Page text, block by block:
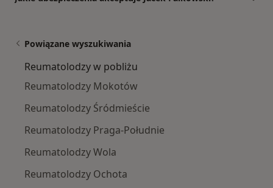
Powiązane wyszukiwania
Reumatolodzy w pobliżu
Reumatolodzy Mokotów
Reumatolodzy Śródmieście
Reumatolodzy Praga-Południe
Reumatolodzy Wola
Reumatolodzy Ochota